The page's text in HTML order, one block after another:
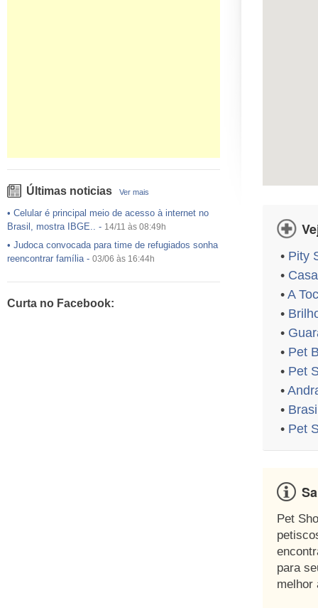
Últimas noticias Ver mais
• Celular é principal meio de acesso à internet no
Brasil, mostra IBGE.. - 14/11 às 08:49h
• Judoca convocada para time de refugiados sonha
reencontrar família- 03/06 às 16:44h
•Exército egípcio diz que encontrou destroços de
Curta no Facebook:
• Pity
•
• A
•
•
• Pet
• Pet
•
•
• Pet
Pet
para
melhor